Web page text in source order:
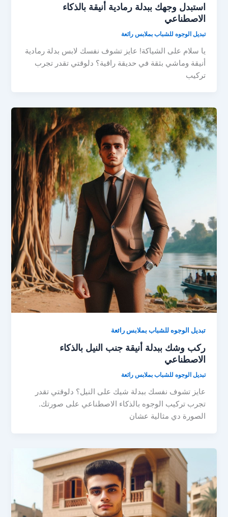
استبدل وجهك ببدلة رمادية أنيقة بالذكاء
الاصطناعي
تبديل الوجوه للشباب بملابس رائعة
يا سلام على الشياكة! عايز تشوف نفسك لابس بدلة رمادية
أنيقة وماشي بثقة في حديقة راقية؟ دلوقتي تقدر تجرب
تركيب
تبديل الوجوه للشباب بملابس رائعة
ركب وشك ببدلة أنيقة جنب النيل بالذكاء
الاصطناعي
تبديل الوجوه للشباب بملابس رائعة
عايز تشوف نفسك ببدلة شيك على النيل؟ دلوقتي تقدر
تجرب تركيب الوجوه بالذكاء الاصطناعي على صورتك.
الصورة دي مثالية عشان